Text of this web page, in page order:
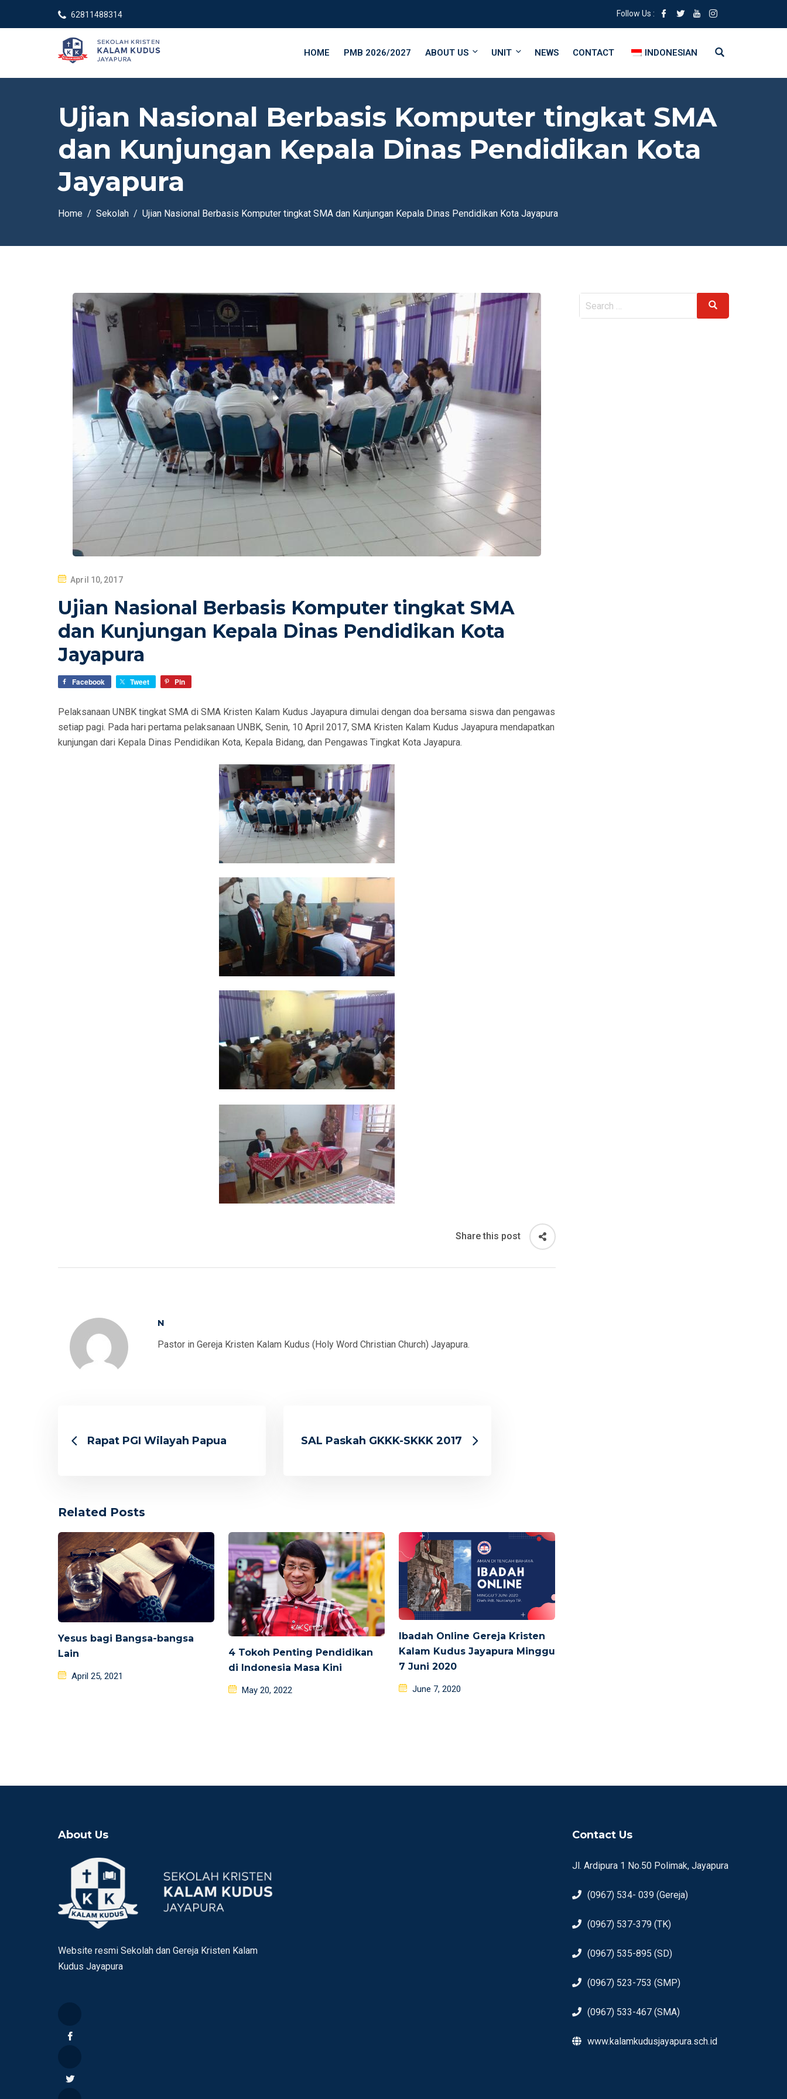
62811488314 Follow Us :
HOME PMB 2026/2027 ABOUT US UNIT NEWS CONTACT INDONESIAN
Ujian Nasional Berbasis Komputer tingkat SMA
dan Kunjungan Kepala Dinas Pendidikan Kota
Jayapura
Home Sekolah Ujian Nasional Berbasis Komputer tingkat SMA dan Kunjungan Kepala Dinas Pendidikan Kota Jayapura
P
S
T
E
D
N
April 10, 2017
Ujian Nasional Berbasis Komputer tingkat SMA
dan Kunjungan Kepala Dinas Pendidikan Kota
Jayapura
Facebook Tweet Pin
Pelaksanaan UNBK tingkat SMA di SMA Kristen Kalam Kudus Jayapura dimulai dengan doa bersama siswa dan pengawas
setiap pagi. Pada hari pertama pelaksanaan UNBK, Senin, 10 April 2017, SMA Kristen Kalam Kudus Jayapura mendapatkan
kunjungan dari Kepala Dinas Pendidikan Kota, Kepala Bidang, dan Pengawas Tingkat Kota Jayapura.
Share this post
N
Pastor in Gereja Kristen Kalam Kudus (Holy Word Christian Church) Jayapura.
Rapat PGI Wilayah Papua SAL Paskah GKKK-SKKK 2017
Related Posts
Yesus bagi Bangsa-bangsa
Lain
Posted
April 25, 2021
4 Tokoh Penting Pendidikan
di Indonesia Masa Kini
Posted
May 20, 2022
Ibadah Online Gereja Kristen
Kalam Kudus Jayapura Minggu
7 Juni 2020
Posted
June 7, 2020
Search
for:
Search
About Us
Website resmi Sekolah dan Gereja Kristen Kalam
Kudus Jayapura
Contact Us
Jl. Ardipura 1 No.50 Polimak, Jayapura
(0967) 534- 039 (Gereja)
(0967) 537-379 (TK)
(0967) 535-895 (SD)
(0967) 523-753 (SMP)
(0967) 533-467 (SMA)
www.kalamkudusjayapura.sch.id